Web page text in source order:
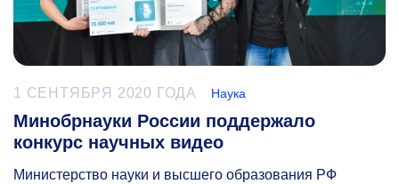
1 СЕНТЯБРЯ 2020 ГОДА Наука
Минобрнауки России поддержало
конкурс научных видео
Министерство науки и высшего образования РФ